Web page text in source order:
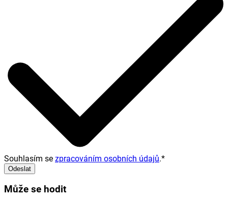
Souhlasím se zpracováním osobních údajů.*
Odeslat
Může se hodit